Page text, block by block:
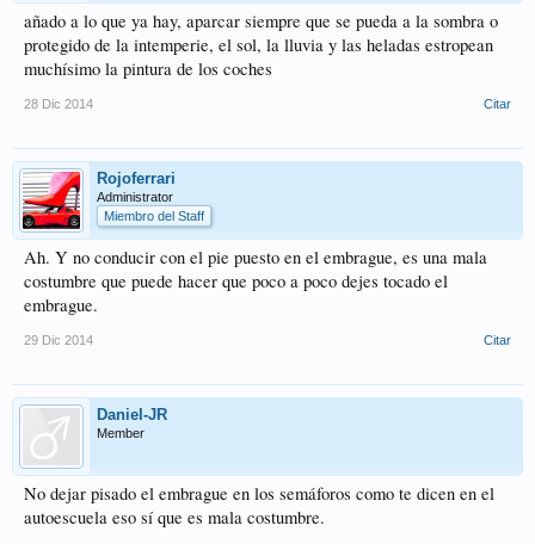
añado a lo que ya hay, aparcar siempre que se pueda a la sombra o
protegido de la intemperie, el sol, la lluvia y las heladas estropean
muchísimo la pintura de los coches
28 Dic 2014 Citar
Rojoferrari
Administrator
Miembro del Staff
Ah. Y no conducir con el pie puesto en el embrague, es una mala
costumbre que puede hacer que poco a poco dejes tocado el
embrague.
29 Dic 2014 Citar
Daniel-JR
Member
No dejar pisado el embrague en los semáforos como te dicen en el
autoescuela eso sí que es mala costumbre.